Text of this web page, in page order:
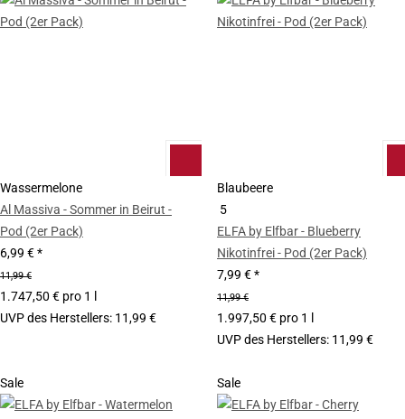
Wassermelone
Al Massiva - Sommer in Beirut -
Pod (2er Pack)
6,99 €*
11,99 €
1.747,50 € pro 1 l
UVP des Herstellers: 11,99 €
Blaubeere
5
ELFA by Elfbar - Blueberry
Nikotinfrei - Pod (2er Pack)
7,99 €*
11,99 €
1.997,50 € pro 1 l
UVP des Herstellers: 11,99 €
Sale Sale